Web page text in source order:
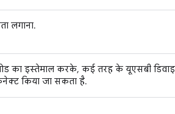
लगाना.
का इस्तेमाल करके, कई तरह के यूएसबी
किया जा सकता है.